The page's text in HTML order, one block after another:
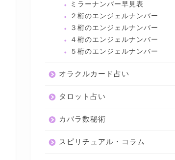
ミラーナンバー早見表
２桁のエンジェルナンバー
３桁のエンジェルナンバー
４桁のエンジェルナンバー
５桁のエンジェルナンバー
オラクルカード占い
タロット占い
カバラ数秘術
スピリチュアル・コラム